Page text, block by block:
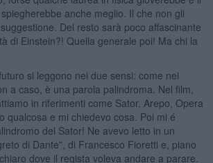
anche meglio. Il che non gli
Del resto sarà poco affascinante
di Einstein?! Quella generale poi! Ma chi la
si leggono nei due sensi: come nei
a caso, è una parola palindroma. Nel film,
in riferimenti come Sator, Arepo, Opera
qualcosa e mi chiedevo cosa. Poi mi é
del Sator! Ne avevo letto in un
di Dante”, di Francesco Fioretti e, piano
dove il regista voleva andare a parare.